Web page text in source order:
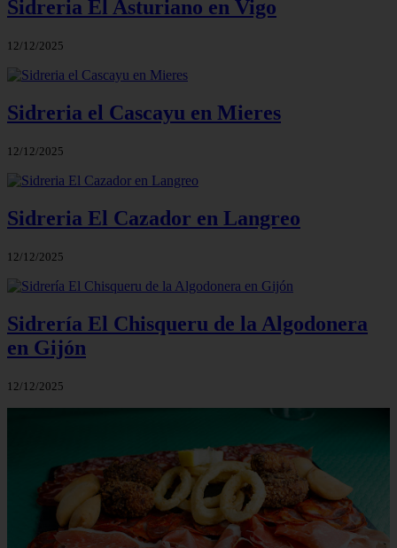
Sidreria El Asturiano en Vigo
12/12/2025
Sidreria el Cascayu en Mieres
12/12/2025
Sidreria El Cazador en Langreo
12/12/2025
Sidrería El Chisqueru de la Algodonera
en Gijón
12/12/2025